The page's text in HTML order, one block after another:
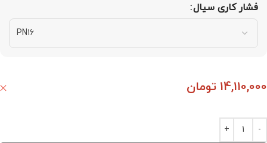
فشار کاری سیال
14,110,000 تومان